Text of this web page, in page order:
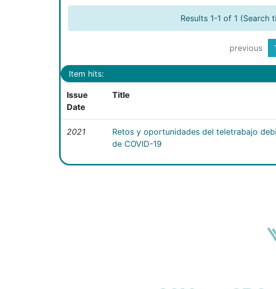
Results 1-1 of 1 (Search
previous
Item hits:
Issue
Date
Title
2021
Retos y oportunidades del teletrabajo
de COVID-19